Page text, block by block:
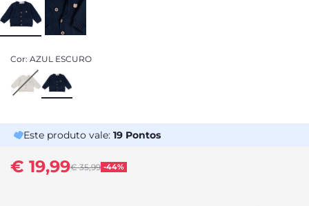
Cor: AZUL ESCURO
Este produto vale: 19 Pontos
Price reduced from
€ 35,99 -44%
to
€ 19,99